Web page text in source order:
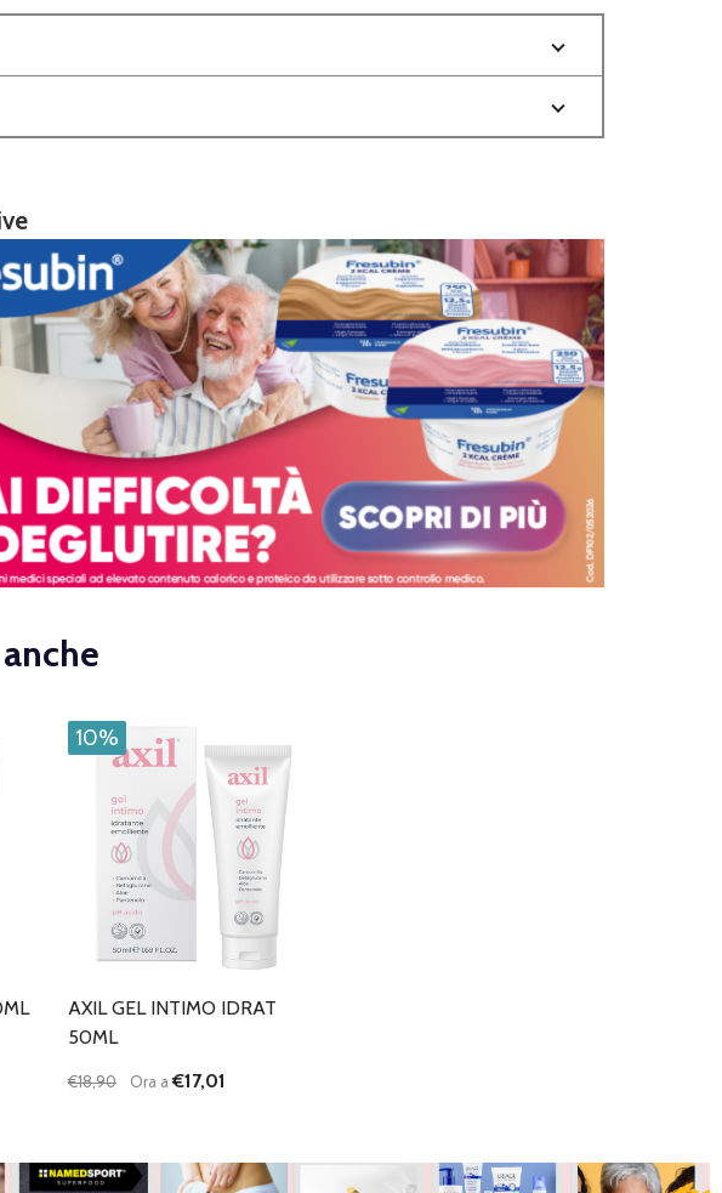
10%
AXIL GEL INTIMO IDRAT
50ML
€18,90 Ora a€17,01